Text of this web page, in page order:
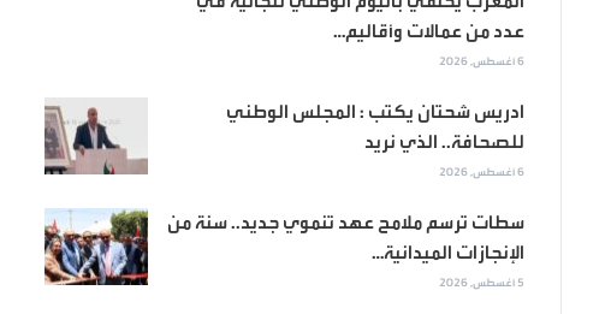
عدد من عمالات وأقاليم…
6 أغسطس, 2026
ادريس شحتان يكتب : المجلس الوطني
للصحافة.. الذي نريد
6 أغسطس, 2026
سطات ترسم ملامح عهد تنموي جديد.. سنة من
الإنجازات الميدانية…
5 أغسطس, 2026